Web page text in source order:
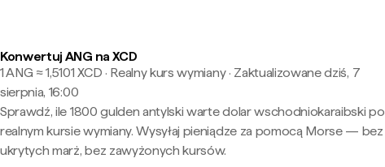
Konwertuj ANG na XCD
1 ANG ≈ 1,5101 XCD · Realny kurs wymiany· Zaktualizowane dziś, 7
sierpnia, 16:00
Sprawdź, ile 1800 gulden antylski warte dolar wschodniokaraibski po
realnym kursie wymiany. Wysyłaj pieniądze za pomocą Morse — bez
ukrytych marż, bez zawyżonych kursów.